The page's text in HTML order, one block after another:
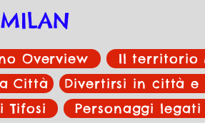
Overview
Il territorio
Città
Divertirsi in città
Tifosi
Personaggi